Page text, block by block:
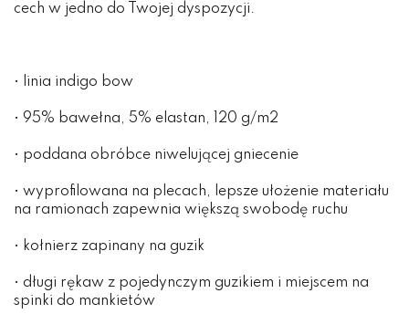
cech w jedno do Twojej dyspozycji.
• linia indigo bow
• 95% bawełna, 5% elastan, 120 g/m2
• poddana obróbce niwelującej gniecenie
• wyprofilowana na plecach, lepsze ułożenie materiału
na ramionach zapewnia większą swobodę ruchu
• kołnierz zapinany na guzik
• długi rękaw z pojedynczym guzikiem i miejscem na
spinki do mankietów